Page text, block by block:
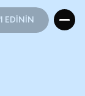
EDİNİN